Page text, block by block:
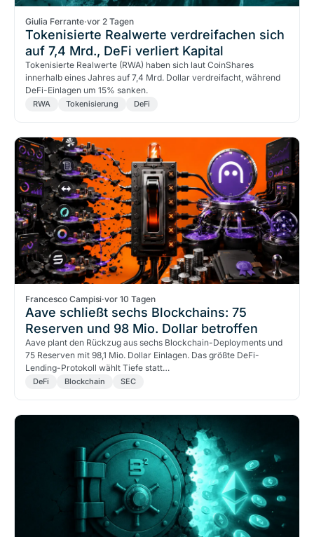
Giulia Ferrante·vor 2 Tagen
Tokenisierte Realwerte verdreifachen sich
auf 7,4 Mrd., DeFi verliert Kapital
Tokenisierte Realwerte (RWA) haben sich laut CoinShares
innerhalb eines Jahres auf 7,4 Mrd. Dollar verdreifacht, während
DeFi-Einlagen um 15% sanken.
RWA Tokenisierung DeFi
Francesco Campisi·vor 10 Tagen
Aave schließt sechs Blockchains: 75
Reserven und 98 Mio. Dollar betroffen
Aave plant den Rückzug aus sechs Blockchain-Deployments und
75 Reserven mit 98,1 Mio. Dollar Einlagen. Das größte DeFi-
Lending-Protokoll wählt Tiefe statt…
DeFi Blockchain SEC